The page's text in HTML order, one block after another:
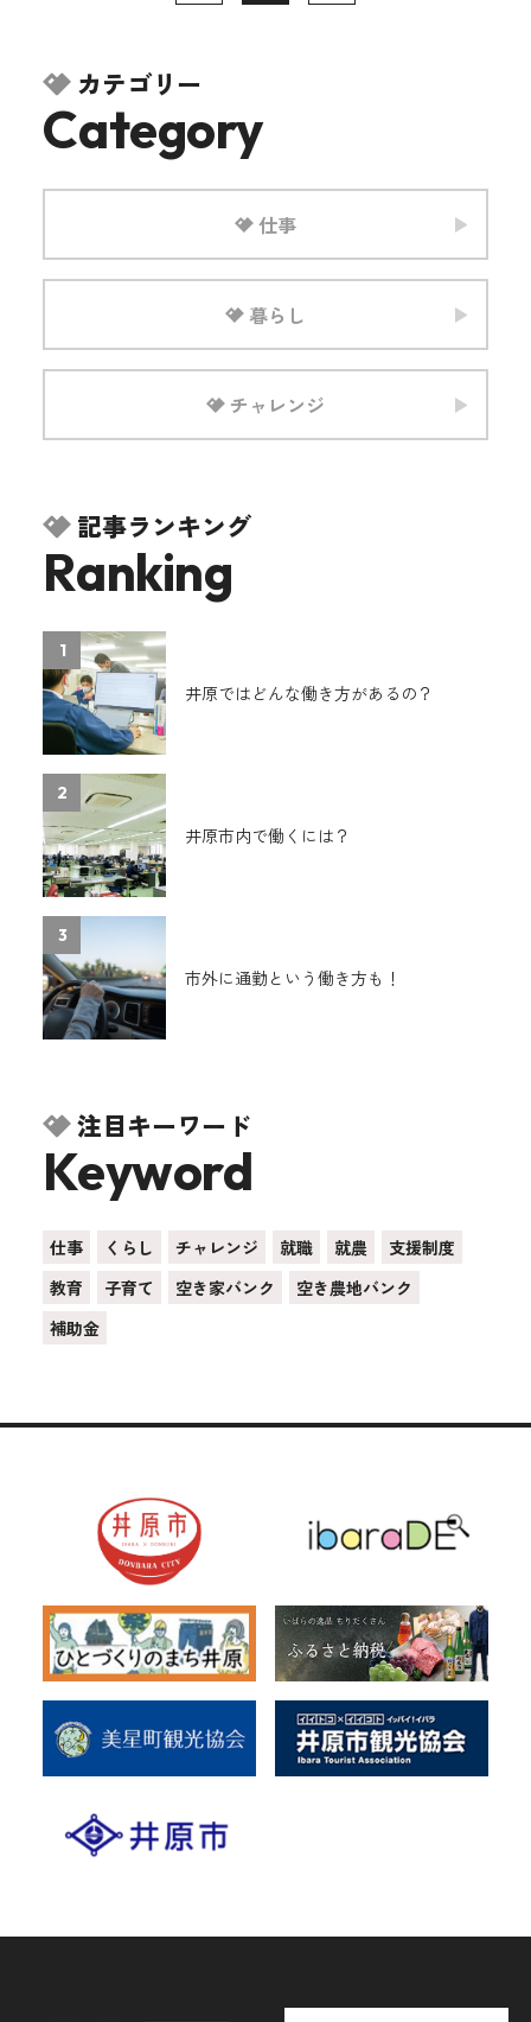
カテゴリー
Category
仕事
暮らし
チャレンジ
記事ランキング
Ranking
1
井原ではどんな働き方があるの？
2
井原市内で働くには？
3
市外に通勤という働き方も！
注目キーワード
Keyword
仕事 くらし チャレンジ 就職 就農
支援制度
教育
子育て 空き家バンク
空き農地バンク
補助金